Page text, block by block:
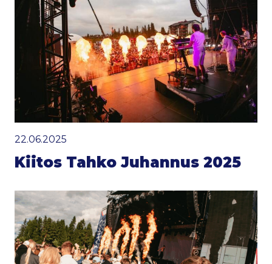
22.06.2025
Kiitos Tahko Juhannus 2025